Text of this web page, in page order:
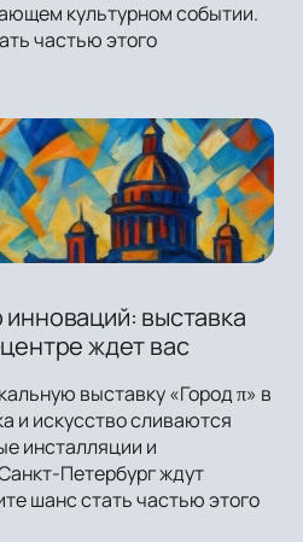
культурном событии.
частью этого
выставка
ждет вас
выставку «Город π» в
и искусство сливаются
инсталляции и
Петербург ждут
шанс стать частью этого